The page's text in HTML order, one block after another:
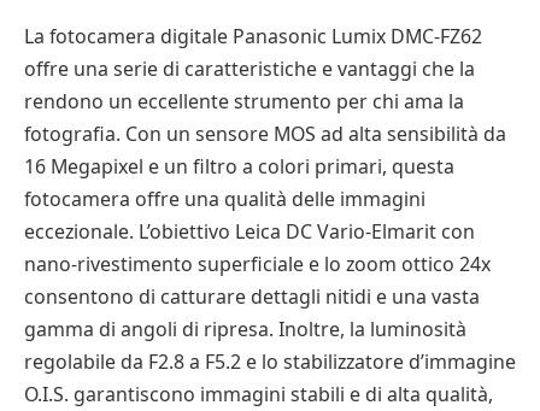
La fotocamera digitale Panasonic Lumix DMC-FZ62
offre una serie di caratteristiche e vantaggi che la
rendono un eccellente strumento per chi ama la
fotografia. Con un sensore MOS ad alta sensibilità da
16 Megapixel e un filtro a colori primari, questa
fotocamera offre una qualità delle immagini
eccezionale. L’obiettivo Leica DC Vario-Elmarit con
nano-rivestimento superficiale e lo zoom ottico 24x
consentono di catturare dettagli nitidi e una vasta
gamma di angoli di ripresa. Inoltre, la luminosità
regolabile da F2.8 a F5.2 e lo stabilizzatore d’immagine
O.I.S. garantiscono immagini stabili e di alta qualità,